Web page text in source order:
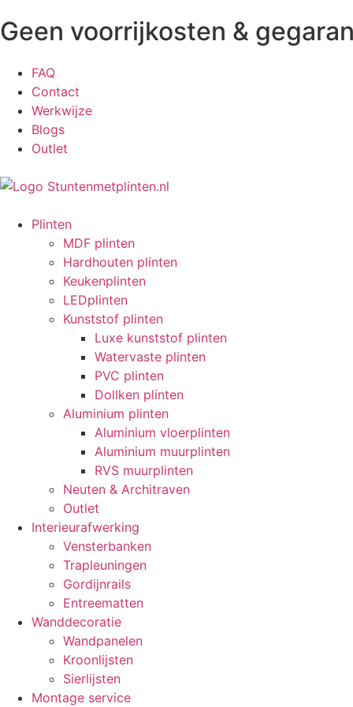
Geen voorrijkosten &
FAQ
Contact
Werkwijze
Blogs
Outlet
Plinten
MDF plinten
Hardhouten plinten
Keukenplinten
LEDplinten
Kunststof plinten
Luxe kunststof plinten
Watervaste plinten
PVC plinten
Dollken plinten
Aluminium plinten
Aluminium vloerplinten
Aluminium muurplinten
RVS muurplinten
Neuten & Architraven
Outlet
Interieurafwerking
Vensterbanken
Trapleuningen
Gordijnrails
Entreematten
Wanddecoratie
Wandpanelen
Kroonlijsten
Sierlijsten
Montage service